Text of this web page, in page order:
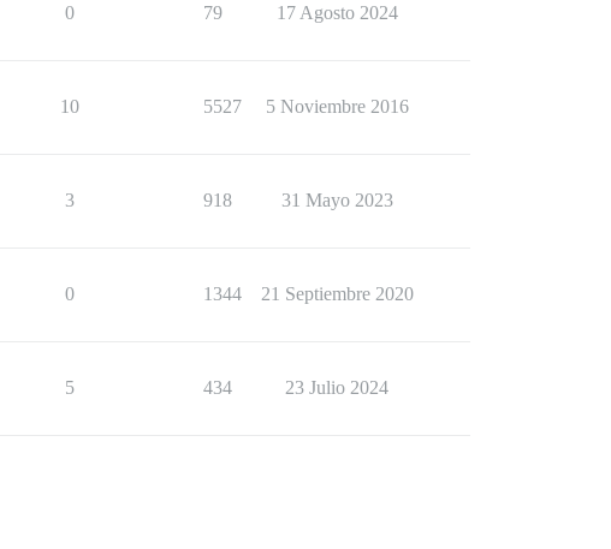
0 79 17 Agosto 2024
10 5527 5 Noviembre 2016
3 918 31 Mayo 2023
0 1344 21 Septiembre 2020
5 434 23 Julio 2024